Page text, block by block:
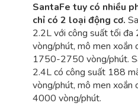
SantaFe tuy có nhiều
chỉ có 2 loại động cơ.
2.2L với công suất tối
vòng/phút, mô men xoắn
1750-2750 vòng/phút.
2.4L có công suất 188
vòng/phút, mô men xoắn
4000 vòng/phút.